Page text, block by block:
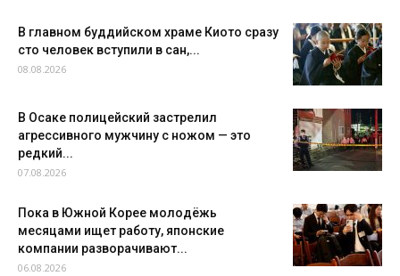
В главном буддийском храме Киото сразу
сто человек вступили в сан,...
08.08.2026
В Осаке полицейский застрелил
агрессивного мужчину с ножом — это
редкий...
07.08.2026
Пока в Южной Корее молодёжь
месяцами ищет работу, японские
компании разворачивают...
06.08.2026